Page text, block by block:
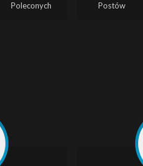
Poleconych
Postów